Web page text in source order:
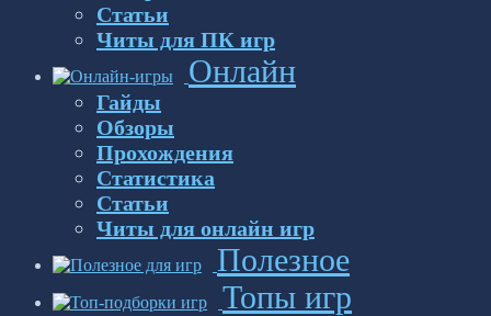
Статьи
Читы для ПК игр
Онлайн
Гайды
Обзоры
Прохождения
Статистика
Статьи
Читы для онлайн игр
Полезное
Топы игр